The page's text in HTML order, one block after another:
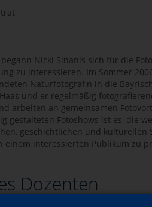
begann Nicki Sinanis sich für die
zu interessieren. Im Sommer
Naturfotografin in die
und er regelmäßig
arbeiten an gemeinsamen
gestalteten Fotoshows ist es, die
geschichtlichen und kulturellen
einem interessierten Publikum zu
Dozenten